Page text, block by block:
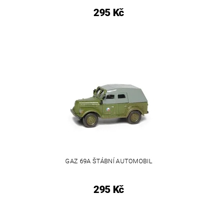
295 Kč
GAZ 69A ŠTÁBNÍ AUTOMOBIL
295 Kč